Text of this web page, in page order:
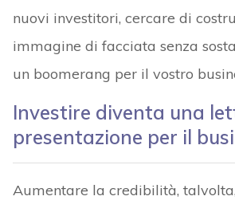
nuovi investitori, cercare di
immagine di facciata senza
un boomerang per il vostro
Investire diventa una
presentazione per il
Aumentare la credibilità,